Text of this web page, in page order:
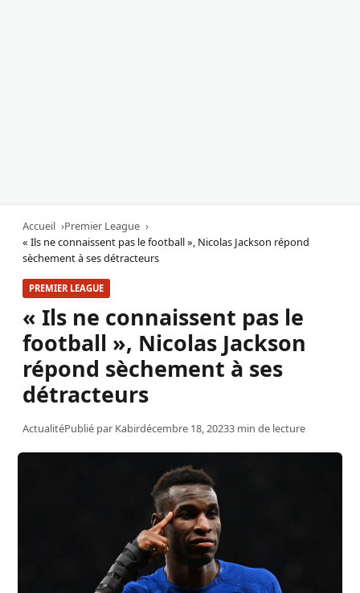
Accueil
Premier League
« Ils ne connaissent pas le football », Nicolas Jackson répond
sèchement à ses détracteurs
PREMIER LEAGUE
« Ils ne connaissent pas le
football », Nicolas Jackson
répond sèchement à ses
détracteurs
ActualitéPublié par Kabirdécembre 18, 20233 min de lecture